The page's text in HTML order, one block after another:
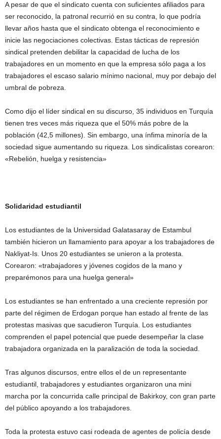
A pesar de que el sindicato cuenta con suficientes afiliados para
ser reconocido, la patronal recurrió en su contra, lo que podría
llevar años hasta que el sindicato obtenga el reconocimiento e
inicie las negociaciones colectivas. Estas tácticas de represión
sindical pretenden debilitar la capacidad de lucha de los
trabajadores en un momento en que la empresa sólo paga a los
trabajadores el escaso salario mínimo nacional, muy por debajo del
umbral de pobreza.
Como dijo el líder sindical en su discurso, 35 individuos en Turquía
tienen tres veces más riqueza que el 50% más pobre de la
población (42,5 millones). Sin embargo, una ínfima minoría de la
sociedad sigue aumentando su riqueza. Los sindicalistas corearon:
«Rebelión, huelga y resistencia»
Solidaridad estudiantil
Los estudiantes de la Universidad Galatasaray de Estambul
también hicieron un llamamiento para apoyar a los trabajadores de
Nakliyat-Is. Unos 20 estudiantes se unieron a la protesta.
Corearon: «trabajadores y jóvenes cogidos de la mano y
preparémonos para una huelga general»
Los estudiantes se han enfrentado a una creciente represión por
parte del régimen de Erdogan porque han estado al frente de las
protestas masivas que sacudieron Turquía. Los estudiantes
comprenden el papel potencial que puede desempeñar la clase
trabajadora organizada en la paralización de toda la sociedad.
Tras algunos discursos, entre ellos el de un representante
estudiantil, trabajadores y estudiantes organizaron una mini
marcha por la concurrida calle principal de Bakirkoy, con gran parte
del público apoyando a los trabajadores.
Toda la protesta estuvo casi rodeada de agentes de policía desde